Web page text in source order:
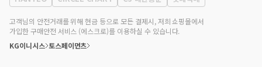
대표전화
02-552-9855
고객님의 안전거래를 위해 현금 등으로 모든 결제시, 저희 쇼핑몰에서
가입한 구매안전 서비스 (에스크로)를 이용하실 수 있습니다.
KG이니시스 토스페이먼츠